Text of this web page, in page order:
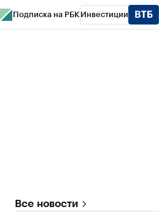
Подписка на РБК Инвестиции
Все новости